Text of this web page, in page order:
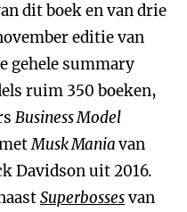
dit boek en van drie
editie van
gehele summary
ruim 350 boeken,
Business Model
Musk Maniavan
Davidson uit 2016.
Superbossesvan